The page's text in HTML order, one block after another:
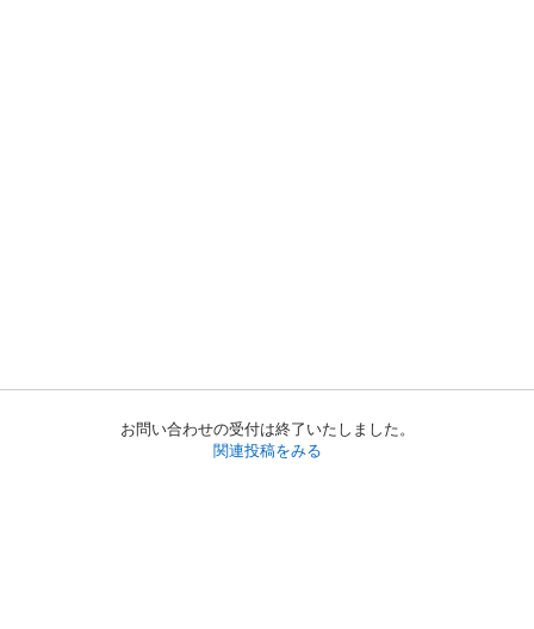
お問い合わせの受付は終了いたしました。
関連投稿をみる